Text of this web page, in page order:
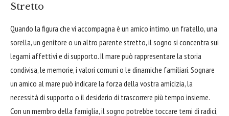
Stretto
Quando la figura che vi accompagna è un amico intimo, un fratello, una
sorella, un genitore o un altro parente stretto, il sogno si concentra sui
legami affettivi e di supporto. Il mare può rappresentare la storia
condivisa, le memorie, i valori comuni o le dinamiche familiari. Sognare
un amico al mare può indicare la forza della vostra amicizia, la
necessità di supporto o il desiderio di trascorrere più tempo insieme.
Con un membro della famiglia, il sogno potrebbe toccare temi di radici,